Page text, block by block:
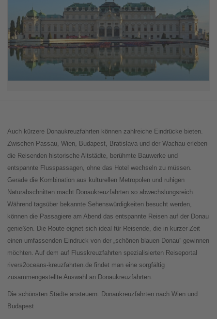
Auch kürzere Donaukreuzfahrten können zahlreiche Eindrücke bieten.
Zwischen Passau, Wien, Budapest, Bratislava und der Wachau erleben
die Reisenden historische Altstädte, berühmte Bauwerke und
entspannte Flusspassagen, ohne das Hotel wechseln zu müssen.
Gerade die Kombination aus kulturellen Metropolen und ruhigen
Naturabschnitten macht Donaukreuzfahrten so abwechslungsreich.
Während tagsüber bekannte Sehenswürdigkeiten besucht werden,
können die Passagiere am Abend das entspannte Reisen auf der Donau
genießen. Die Route eignet sich ideal für Reisende, die in kurzer Zeit
einen umfassenden Eindruck von der „schönen blauen Donau” gewinnen
möchten. Auf dem auf Flusskreuzfahrten spezialisierten Reiseportal
rivers2oceans-kreuzfahrten.de findet man eine sorgfältig
zusammengestellte Auswahl an Donaukreuzfahrten.
Die schönsten Städte ansteuern: Donaukreuzfahrten nach Wien und
Budapest